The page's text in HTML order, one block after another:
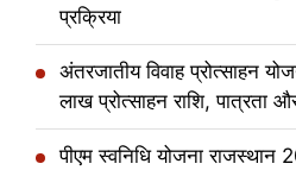
प्रक्रिया
अंतरजातीय विवाह प्रोत्साहन
लाख प्रोत्साहन राशि, पात्रता
पीएम स्वनिधि योजना